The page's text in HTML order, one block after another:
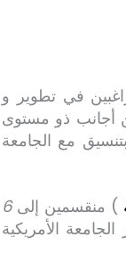
في تطوير و
أجانب ذو مستوى
مع الجامعة
) منقسمين إلى6
الأمريكية